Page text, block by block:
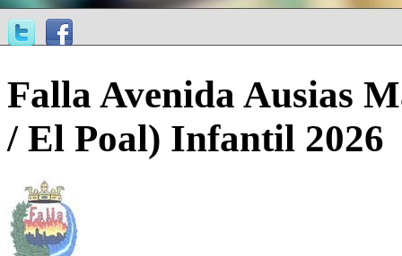
Falla Avenida Ausias
/ El Poal) Infantil 2026